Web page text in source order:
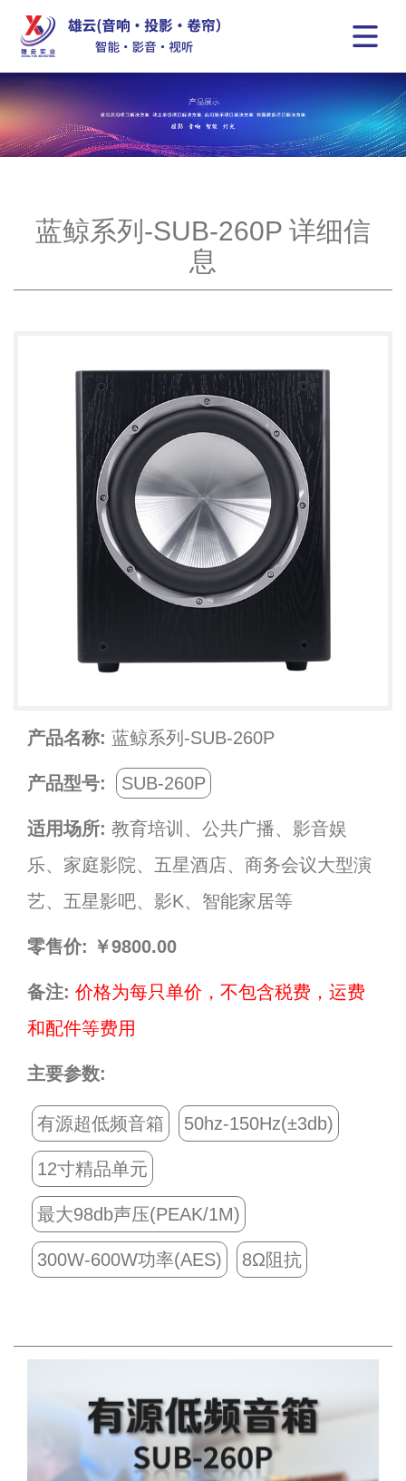
蓝鲸系列-SUB-260P 详细信
息
产品名称: 蓝鲸系列-SUB-260P
产品型号: SUB-260P
适用场所: 教育培训、公共广播、影音娱
乐、家庭影院、五星酒店、商务会议大型演
艺、五星影吧、影K、智能家居等
零售价: ￥9800.00
备注: 价格为每只单价，不包含税费，运费
和配件等费用
主要参数:
有源超低频音箱 50hz-150Hz(±3db)
12寸精品单元
最大98db声压(PEAK/1M)
300W-600W功率(AES) 8Ω阻抗